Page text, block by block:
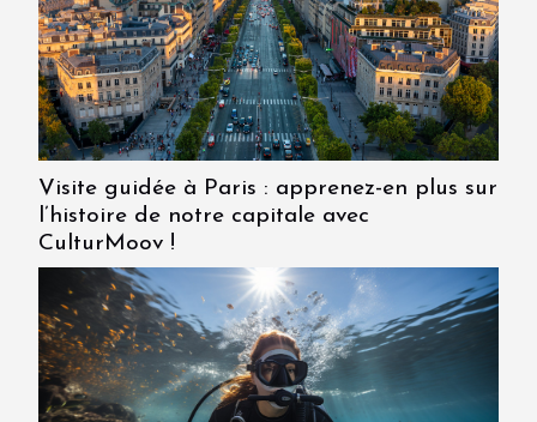
Visite guidée à Paris : apprenez-en plus sur
l’histoire de notre capitale avec
CulturMoov !